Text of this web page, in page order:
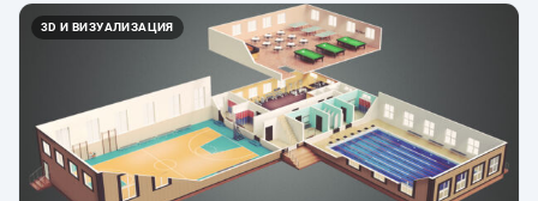
3D И ВИЗУАЛИЗАЦИЯ